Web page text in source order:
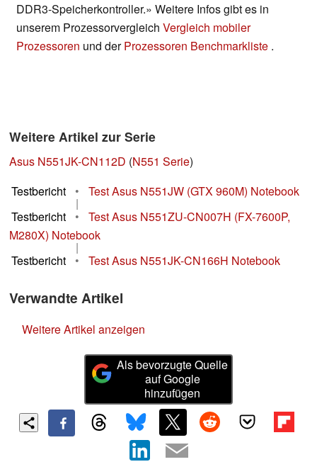
DDR3-Speicherkontroller.» Weitere Infos gibt es in
unserem Prozessorvergleich Vergleich mobiler
Prozessoren und derProzessoren Benchmarkliste .
Weitere Artikel zur Serie
Asus N551JK-CN112D (N551 Serie)
Testbericht
• Test Asus N551JW (GTX 960M) Notebook
|
Testbericht
•
Test Asus N551ZU-CN007H (FX-7600P,
M280X) Notebook
|
Testbericht
• Test Asus N551JK-CN166H Notebook
Verwandte Artikel
Weitere Artikel anzeigen
Als bevorzugte Quelle
auf Google
hinzufügen